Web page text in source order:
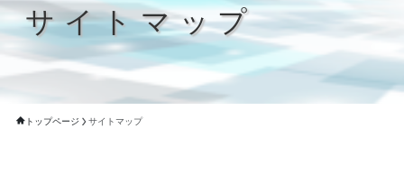
サイトマップ
トップページ サイトマップ